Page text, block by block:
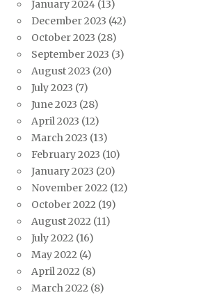
January 2024 (13)
December 2023 (42)
October 2023 (28)
September 2023 (3)
August 2023 (20)
July 2023 (7)
June 2023 (28)
April 2023 (12)
March 2023 (13)
February 2023 (10)
January 2023 (20)
November 2022 (12)
October 2022 (19)
August 2022 (11)
July 2022 (16)
May 2022 (4)
April 2022 (8)
March 2022 (8)